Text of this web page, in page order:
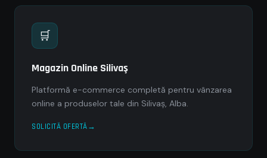
🛒
Magazin Online Silivaş
Platformă e-commerce completă pentru vânzarea
online a produselor tale din Silivaş, Alba.
SOLICITĂ OFERTĂ